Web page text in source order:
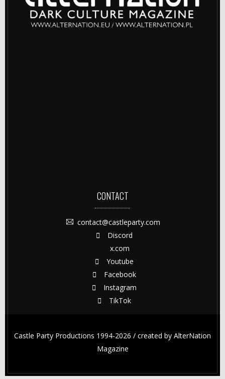
CONTACT
contact@castleparty.com
Discord
x.com
Youtube
Facebook
Instagram
TikTok
Castle Party Productions 1994-2026 / created by AlterNation
Magazine